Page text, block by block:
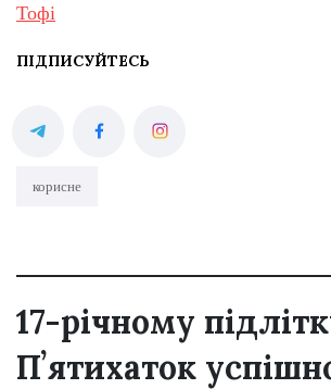
Тофі
ПІДПИСУЙТЕСЬ
корисне
17-річному
Пʼятихаток